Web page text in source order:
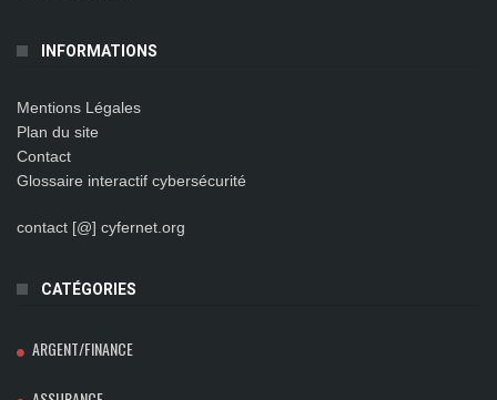
INFORMATIONS
Mentions Légales
Plan du site
Contact
Glossaire interactif cybersécurité
contact [@] cyfernet.org
CATÉGORIES
ARGENT/FINANCE